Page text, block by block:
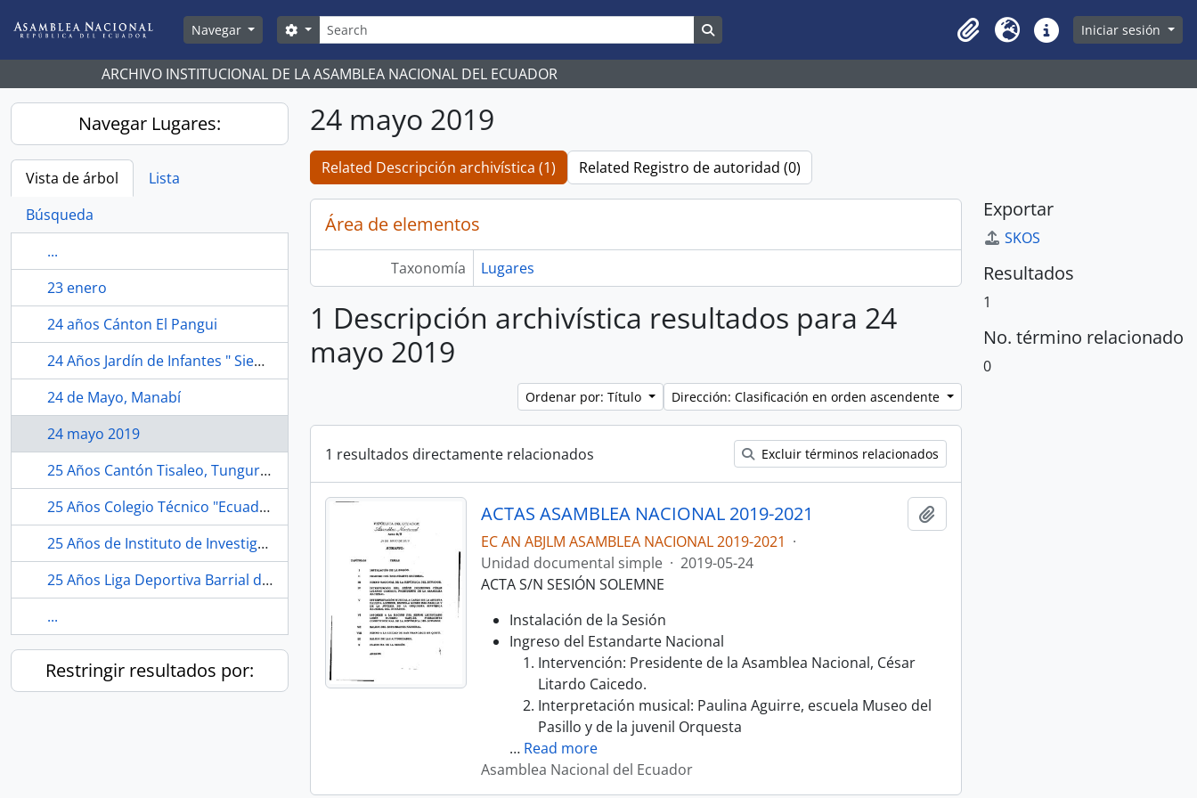
Navegar
Búsqueda
Search options
Clipboard
Idioma Enlaces rápidos
Iniciar sesión
ARCHIVO INSTITUCIONAL DE LA ASAMBLEA NACIONAL DEL ECUADOR
Navegar Lugares:
Vista de árbol
Lista
Búsqueda
...
23 enero
24 años Cánton El Pangui
24 Años Jardín de Infantes " Siempre Brilla el Sol", Chillanes, Bolívar.
24 de Mayo, Manabí
24 mayo 2019
25 Años Cantón Tisaleo, Tungurahua
25 Años Colegio Técnico "Ecuador", Quito.
25 Años de Instituto de Investigación, Educación y Promoción del Ecuador"INEPI"
25 Años Liga Deportiva Barrial del Norte, Tulcán.
...
Restringir resultados por:
24 mayo 2019
Related Descripción archivística (1) Related Registro de autoridad (0)
Área de elementos
Taxonomía Lugares
1 Descripción archivística resultados para 24
mayo 2019
Ordenar por: Título Dirección: Clasificación en orden ascendente
1 resultados directamente relacionados Excluir términos relacionados
ACTAS ASAMBLEA NACIONAL 2019-2021
EC AN ABJLM ASAMBLEA NACIONAL 2019-2021 ·
Unidad documental simple · 2019-05-24
ACTA S/N SESIÓN SOLEMNE
Instalación de la Sesión
Ingreso del Estandarte Nacional
Intervención: Presidente de la Asamblea Nacional, César
Litardo Caicedo.
Interpretación musical: Paulina Aguirre, escuela Museo del
Pasillo y de la juvenil Orquesta
… Read more
Asamblea Nacional del Ecuador
Exportar
SKOS
Resultados
1
No. término relacionado
0